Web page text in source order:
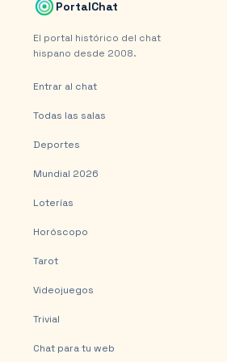
PortalChat
El portal histórico del chat
hispano desde 2008.
Entrar al chat
Todas las salas
Deportes
Mundial 2026
Loterías
Horóscopo
Tarot
Videojuegos
Trivial
Chat para tu web